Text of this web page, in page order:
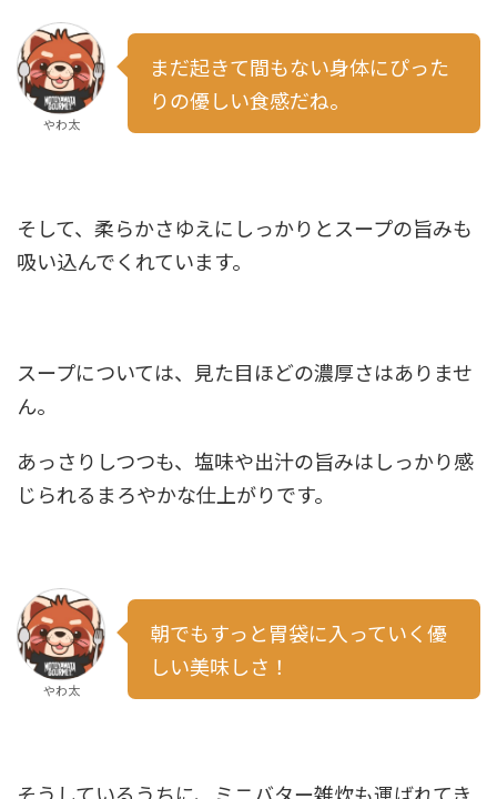
やわ太
まだ起きて間もない身体にぴった
りの優しい食感だね。
そして、柔らかさゆえにしっかりとスープの旨みも
吸い込んでくれています。
スープについては、見た目ほどの濃厚さはありませ
ん。
あっさりしつつも、 塩味や出汁の旨みはしっかり感
じられるまろやかな仕上がりです。
やわ太
朝でもすっと胃袋に入っていく優
しい美味しさ！